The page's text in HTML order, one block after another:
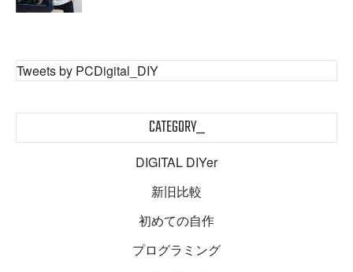
Tweets by PCDigital_DIY
CATEGORY_
DIGITAL DIYer
新旧比較
初めての自作
プログラミング